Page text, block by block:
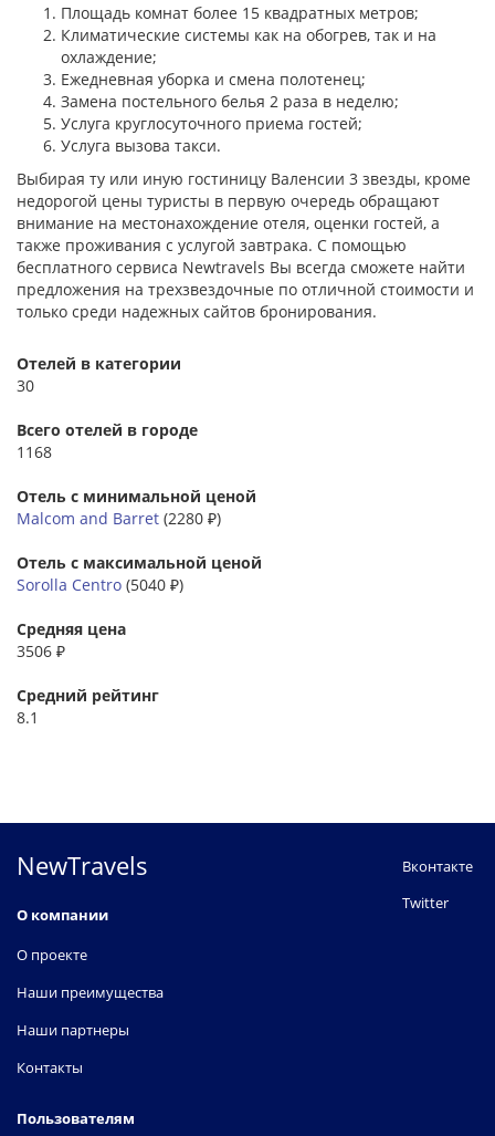
Площадь комнат более 15 квадратных метров;
Климатические системы как на обогрев, так и на
охлаждение;
Ежедневная уборка и смена полотенец;
Замена постельного белья 2 раза в неделю;
Услуга круглосуточного приема гостей;
Услуга вызова такси.
Выбирая ту или иную гостиницу Валенсии 3 звезды, кроме
недорогой цены туристы в первую очередь обращают
внимание на местонахождение отеля, оценки гостей, а
также проживания с услугой завтрака. С помощью
бесплатного сервиса Newtravels Вы всегда сможете найти
предложения на трехзвездочные по отличной стоимости и
только среди надежных сайтов бронирования.
Отелей в категории
30
Всего отелей в городе
1168
Отель с минимальной ценой
Malcom and Barret (2280 ₽)
Отель с максимальной ценой
Sorolla Centro (5040 ₽)
Средняя цена
3506 ₽
Средний рейтинг
8.1
NewTravels
О компании
О проекте
Наши преимущества
Наши партнеры
Контакты
Пользователям
Вконтакте
Twitter